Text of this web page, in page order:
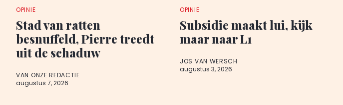
OPINIE
Stad van ratten
besnuffeld, Pierre treedt
uit de schaduw
VAN ONZE REDACTIE
augustus 7, 2026
OPINIE
Subsidie maakt lui, kijk
maar naar L1
JOS VAN WERSCH
augustus 3, 2026